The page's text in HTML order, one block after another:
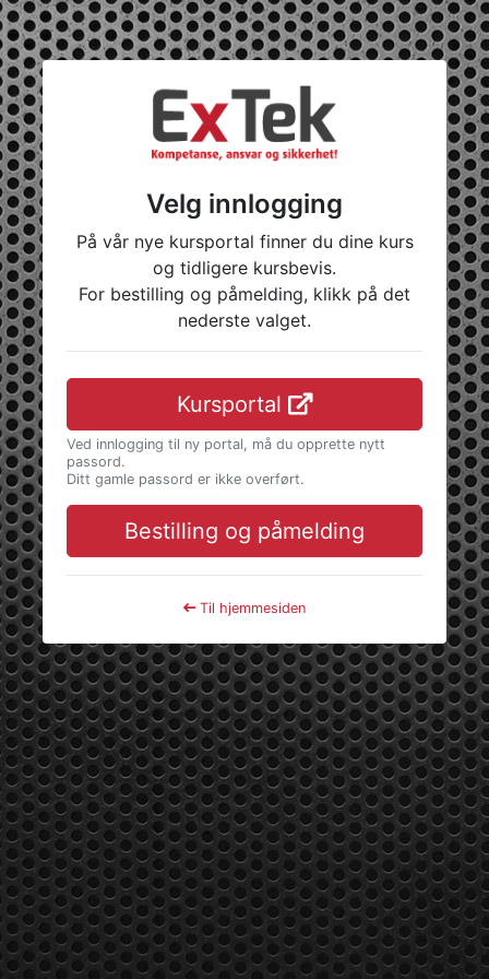
Velg innlogging
På vår nye kursportal finner du dine kurs
og tidligere kursbevis.
For bestilling og påmelding, klikk på det
nederste valget.
Kursportal
Ved innlogging til ny portal, må du opprette nytt
passord.
Ditt gamle passord er ikke overført.
Bestilling og påmelding
Til hjemmesiden